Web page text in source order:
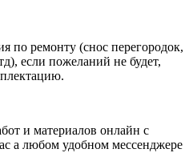
по ремонту (снос перегородок,
если пожеланий не будет,
и материалов онлайн с
а любом удобном мессенджере